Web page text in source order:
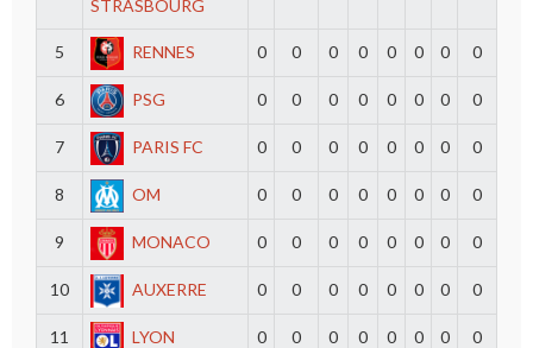
STRASBOURG
5 RENNES 0 0 0 0 0 0 0 0
6 PSG 0 0 0 0 0 0 0 0
7 PARIS FC 0 0 0 0 0 0 0 0
8 OM 0 0 0 0 0 0 0 0
9 MONACO 0 0 0 0 0 0 0 0
10 AUXERRE 0 0 0 0 0 0 0 0
11 LYON 0 0 0 0 0 0 0 0